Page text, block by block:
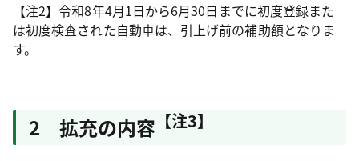
【注2】令和8年4月1日から6月30日までに初度登録また
は初度検査された自動車は、引上げ前の補助額となりま
す。
2 拡充の内容 【注3】